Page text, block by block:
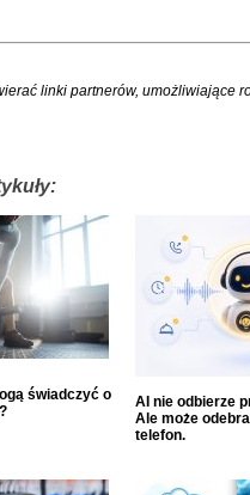
linki partnerów, umożliwiające
świadczyć o
AI nie odbierze
Ale może
telefon.